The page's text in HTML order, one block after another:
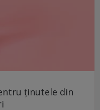
ținutele din